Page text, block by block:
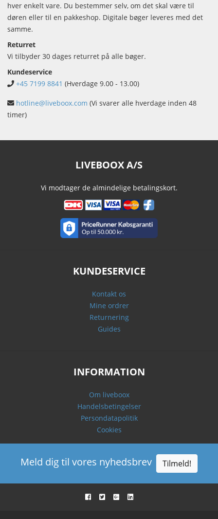
hver enkelt vare. Du bestemmer selv, om det skal være til
døren eller til en pakkeshop. Digitale bøger leveres med det
samme.
Returret
Vi tilbyder 30 dages returret på alle bøger.
Kundeservice
+45 7199 8841 (Hverdage 9.00 - 13.00)
hotline@liveboox.com (Vi svarer alle hverdage inden 48
timer)
LIVEBOOX A/S
Vi modtager de almindelige betalingskort.
KUNDESERVICE
Kontakt os
Mine ordrer
Returnering
Guides
INFORMATION
Om liveboox
Handelsbetingelser
Persondatapolitik
Cookies
Meld dig til vores nyhedsbrev Tilmeld!